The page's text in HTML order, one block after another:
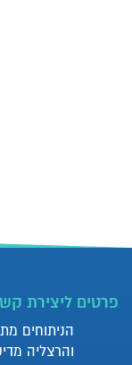
פרטים ליצירת
הניתוחים
והרצליה